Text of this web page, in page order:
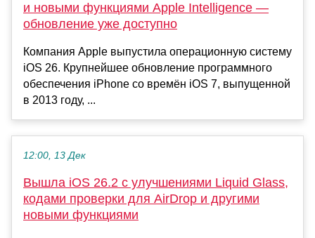
и новыми функциями Apple Intelligence —
обновление уже доступно
Компания Apple выпустила операционную систему
iOS 26. Крупнейшее обновление программного
обеспечения iPhone со времён iOS 7, выпущенной
в 2013 году, ...
12:00, 13 Дек
Вышла iOS 26.2 с улучшениями Liquid Glass,
кодами проверки для AirDrop и другими
новыми функциями